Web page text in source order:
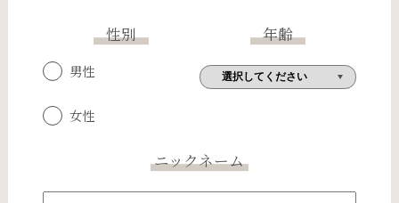
性別
男性
女性
年齢
ニックネーム